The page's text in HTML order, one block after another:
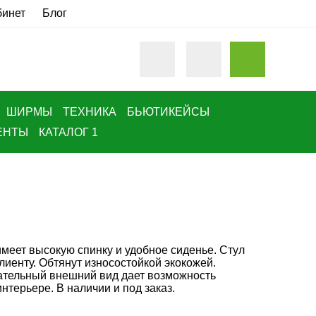
Блог
ШИРМЫ ТЕХНИКА
БЬЮТИКЕЙСЫ
КАТАЛОГ 1
высокую спинку и удобное сиденье. Стул
Обтянут износостойкой экокожей.
внешний вид дает возможность
В наличии и под заказ.